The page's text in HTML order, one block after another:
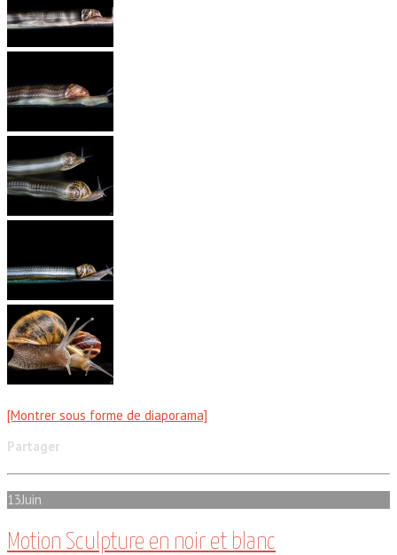
[Montrer sous forme de diaporama]
Partager
13Juin
Motion Sculpture en noir et blanc